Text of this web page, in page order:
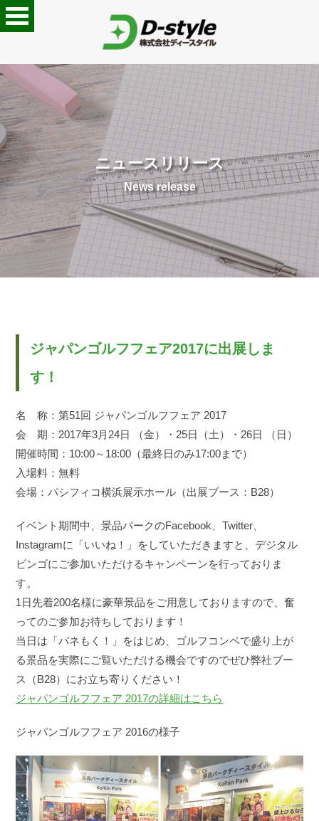
ニュースリリース
News release
ジャパンゴルフフェア2017に出展しま
す！
名 称：第51回 ジャパンゴルフフェア 2017
会 期：2017年3月24日 （金）・25日（土）・26日 （日）
開催時間：10:00～18:00（最終日のみ17:00まで）
入場料：無料
会場：パシフィコ横浜展示ホール（出展ブース：B28）
イベント期間中、景品パークのFacebook、Twitter、
Instagramに「いいね！」をしていただきますと、デジタル
ビンゴにご参加いただけるキャンペーンを行っておりま
す。
1日先着200名様に豪華景品をご用意しておりますので、奮
ってのご参加お待ちしております！
当日は「パネもく！」をはじめ、ゴルフコンペで盛り上が
る景品を実際にご覧いただける機会ですのでぜひ弊社ブー
ス（B28）にお立ち寄りください！
ジャパンゴルフフェア 2017の詳細はこちら
ジャパンゴルフフェア 2016の様子